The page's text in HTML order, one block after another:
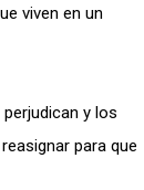
viven en un
y los
para que